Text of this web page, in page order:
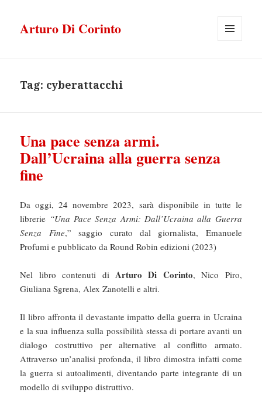
Arturo Di Corinto
Tag: cyberattacchi
Una pace senza armi.
Dall’Ucraina alla guerra senza
fine
Da oggi, 24 novembre 2023, sarà disponibile in tutte le
librerie “Una Pace Senza Armi: Dall’Ucraina alla Guerra
Senza Fine,” saggio curato dal giornalista, Emanuele
Profumi e pubblicato da Round Robin edizioni (2023)
Nel libro contenuti di Arturo Di Corinto, Nico Piro,
Giuliana Sgrena, Alex Zanotelli e altri.
Il libro affronta il devastante impatto della guerra in Ucraina
e la sua influenza sulla possibilità stessa di portare avanti un
dialogo costruttivo per alternative al conflitto armato.
Attraverso un’analisi profonda, il libro dimostra infatti come
la guerra si autoalimenti, diventando parte integrante di un
modello di sviluppo distruttivo.